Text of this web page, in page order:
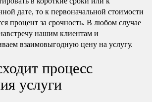
дате, то к первоначальной стоимости
процент за срочность. В любом случае
нашим клиентам и
взаимовыгодную цену на услугу.
процесс
услуги